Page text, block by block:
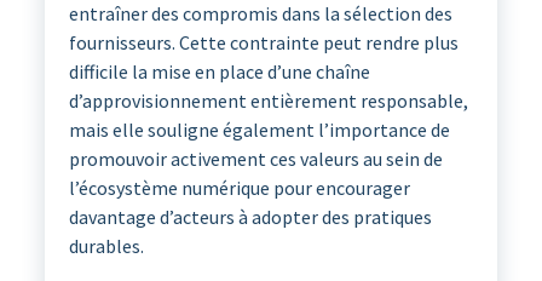
entraîner des compromis dans la sélection des
fournisseurs. Cette contrainte peut rendre plus
difficile la mise en place d’une chaîne
d’approvisionnement entièrement responsable,
mais elle souligne également l’importance de
promouvoir activement ces valeurs au sein de
l’écosystème numérique pour encourager
davantage d’acteurs à adopter des pratiques
durables.